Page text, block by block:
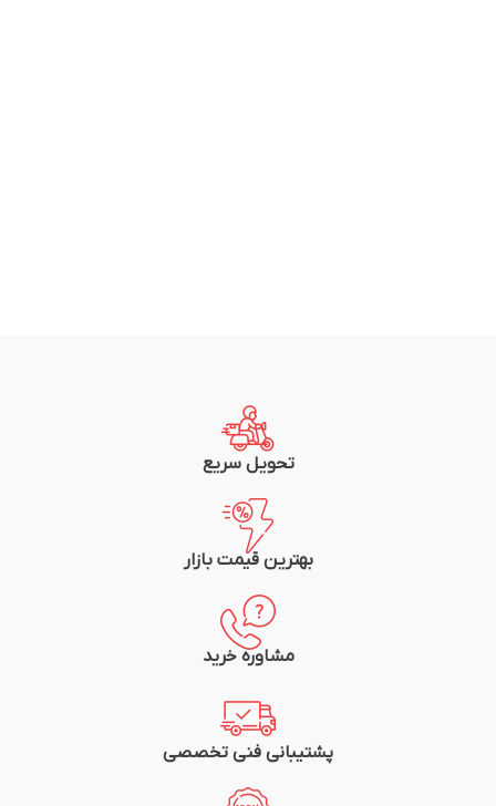
تحویل سریع
بهترین قیمت بازار
مشاوره خرید
پشتیبانی فنی تخصصی